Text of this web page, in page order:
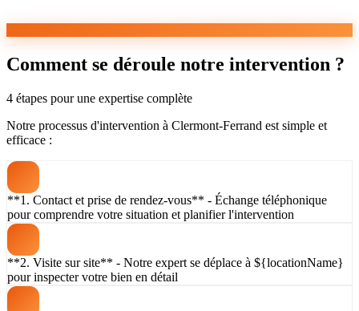
Comment se déroule notre intervention ?
4 étapes pour une expertise complète
Notre processus d'intervention à Clermont-Ferrand est simple et
efficace :
**1. Contact et prise de rendez-vous** - Échange téléphonique
pour comprendre votre situation et planifier l'intervention
**2. Visite sur site** - Notre expert se déplace à ${locationName}
pour inspecter votre bien en détail